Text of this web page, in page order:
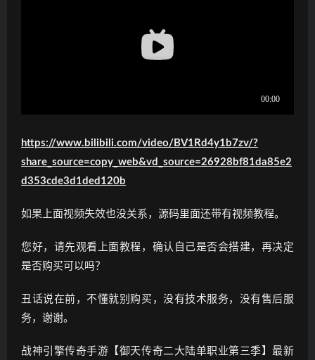
https://www.bilibili.com/video/BV1Rd4y1b7zv/?
share_source=copy_web&vd_source=26928bf81da85e2
d353cde3d1ded120b
如果上面视频失效也没关系，源码里面还带有视频教程。
您好，请先观看上面教程，确认自己是否会搭建，再决定
是否购买可以吗？
丑话说在前，不懂就别购买，没有技术服务，没有售后服
务，谢谢。
战神引擎传奇手游【御天传奇二大陆单职业第三季】最新